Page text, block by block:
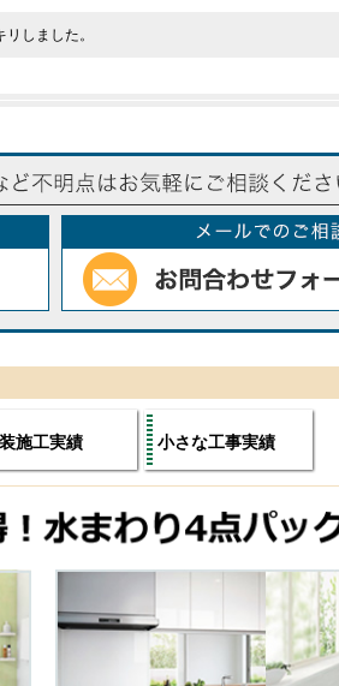
しました。
施工実績 小さな工事実績